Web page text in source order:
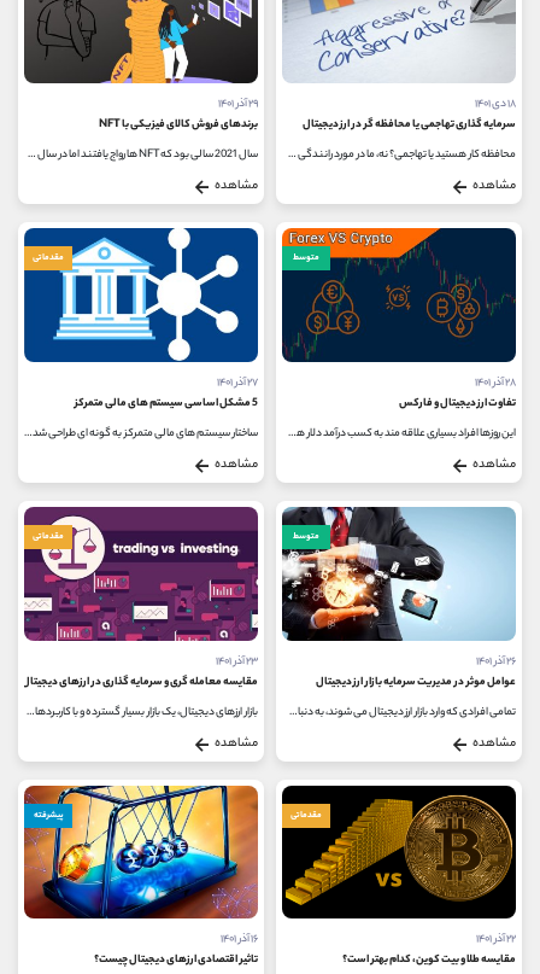
۱۸ دی ۱۴۰۱
سرمایه گذاری تهاجمی یا محافظه گر در ارز دیجیتال
محافظه کار هستید یا تهاجمی؟ نه، ما در مورد رانندگی شما صحبت نمی کنیم. در دنیای سرمایه‌گذاری، این کلمات توصیف می‌کنند که...
مشاهده
۲۹ آذر ۱۴۰۱
برندهای فروش کالای فیزیکی با NFT
سال 2021 سالی بود که NFT ها رواج یافتند اما در سال 2022، هر پروژه موفق NFT نیاز به یک ابزار کاربردی دارد. NFT های کاربردی چیزی بیش از...
مشاهده
متوسط
۲۸ آذر ۱۴۰۱
تفاوت ارز دیجیتال و فارکس
این روزها افراد بسیاری علاقه مند به کسب درآمد دلار هستند و به همین دلیل خرید و فروش در بازارهای مالی را انتخاب می کنند. در این...
مشاهده
مقدماتی
۲۷ آذر ۱۴۰۱
5 مشکل اساسی سیستم های مالی متمرکز
ساختار سیستم های مالی متمرکز به گونه ای طراحی شده است که تمام سفارشات اعم از خرید و فروش از طریق یک نهاد مرکزی صورت می گیرد...
مشاهده
متوسط
۲۶ آذر ۱۴۰۱
عوامل موثر در مدیریت سرمایه بازار ارز دیجیتال
تمامی افرادی که وارد بازار ارز دیجیتال می شوند، به دنبال راهی برای کسب سود و درآمد هستند اما باید این نکته را در نظر داشته باشند...
مشاهده
مقدماتی
۲۳ آذر ۱۴۰۱
مقایسه معامله گری و سرمایه گذاری در ارزهای دیجیتال
بازار ارزهای دیجیتال، یک بازار بسیار گسترده و با کاربردهای متنوعی بوده، هم برای سرمایه گذاری و هم برای معامله گری، بازاری...
مشاهده
مقدماتی
۲۲ آذر ۱۴۰۱
مقایسه طلا و بیت کوین، کدام بهتر است؟
پیشرفته
۱۶ آذر ۱۴۰۱
تاثیر اقتصادی ارزهای دیجیتال چیست؟